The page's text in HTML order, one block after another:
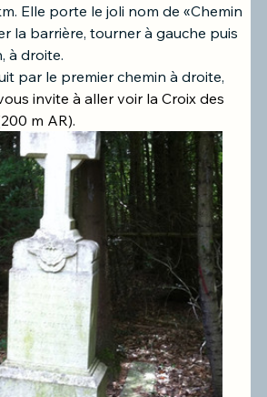
Elle porte le joli nom de «Chemin
la barrière, tourner à gauche puis
à droite.
par le premier chemin à droite,
invite à aller voir la Croix des
m AR).